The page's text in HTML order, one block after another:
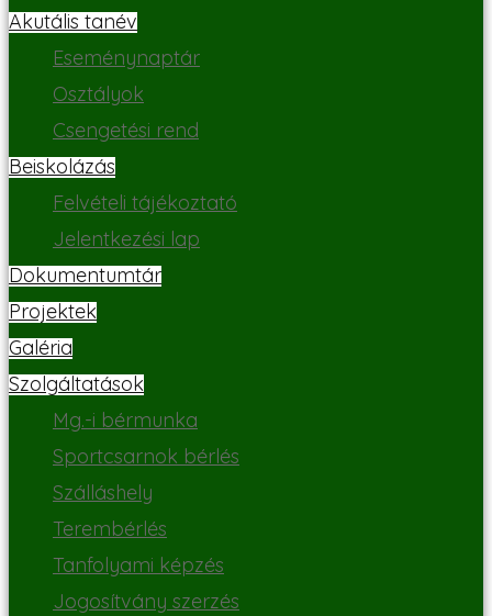
Akutális tanév
Eseménynaptár
Osztályok
Csengetési rend
Beiskolázás
Felvételi tájékoztató
Jelentkezési lap
Dokumentumtár
Projektek
Galéria
Szolgáltatások
Mg.-i bérmunka
Sportcsarnok bérlés
Szálláshely
Terembérlés
Tanfolyami képzés
Jogosítvány szerzés